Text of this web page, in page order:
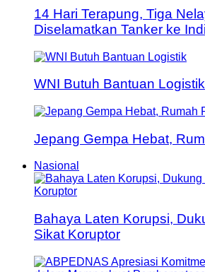
14 Hari Terapung, Tiga
Diselamatkan Tanker ke
WNI Butuh Bantuan Logistik
Jepang Gempa Hebat,
Nasional
Bahaya Laten Korupsi,
Sikat Koruptor